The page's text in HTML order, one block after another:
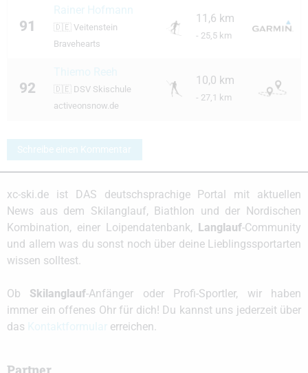
91
Rainer Hofmann
🇩🇪 Veitenstein
Bravehearts
11,6 km
- 25,5 km
92 🇩🇪 DSV Skischule
activeonsnow.de
10,0 km
- 27,1 km
Schreibe einen Kommentar
xc-ski.de ist DAS deutschsprachige Portal mit aktuellen
News aus dem Skilanglauf, Biathlon und der Nordischen
Kombination, einer Loipendatenbank, Langlauf-Community
und allem was du sonst noch über deine Lieblingssportarten
wissen solltest.
Ob Skilanglauf-Anfänger oder Profi-Sportler, wir haben
immer ein offenes Ohr für dich! Du kannst uns jederzeit über
das
erreichen.
Partner